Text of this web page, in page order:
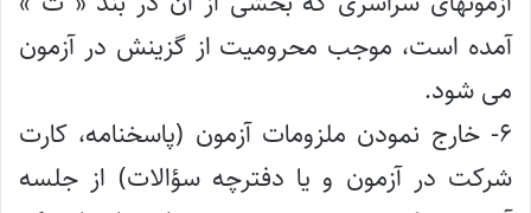
آمده است، موجب محرومیت از گزینش در آزمون
می شود.
۶- خارج نمودن ملزومات آزمون (پاسخنامه، کارت
شرکت در آزمون و یا دفترچه سؤالات) از جلسه